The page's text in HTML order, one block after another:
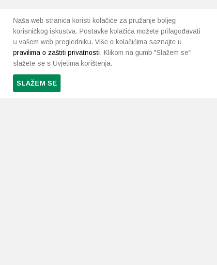
Naša web stranica koristi kolačiće za pružanje boljeg
korisničkog iskustva. Postavke kolačića možete prilagođavati
u vašem web pregledniku. Više o kolačićima saznajte u
pravilima o zaštiti privatnosti. Klikom na gumb "Slažem se"
slažete se s Uvjetima korištenja.
SLAŽEM SE